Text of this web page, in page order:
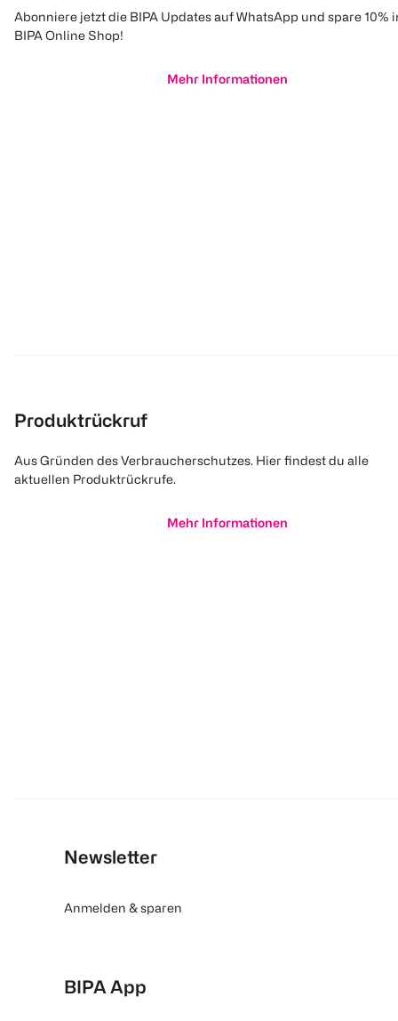
Abonniere jetzt die BIPA Updates auf WhatsApp und spare 10%
BIPA Online Shop!
Mehr Informationen
Produktrückruf
Aus Gründen des Verbraucherschutzes. Hier findest du alle
aktuellen Produktrückrufe.
Mehr Informationen
Newsletter
Anmelden & sparen
BIPA App